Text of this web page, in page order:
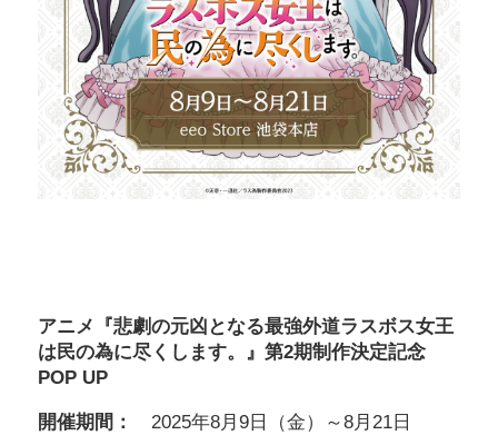
アニメ『悲劇の元凶となる最強外道ラスボス女王
は民の為に尽くします。』第2期制作決定記念
POP UP
開催期間：
2025年8月9日（金）～8月21日